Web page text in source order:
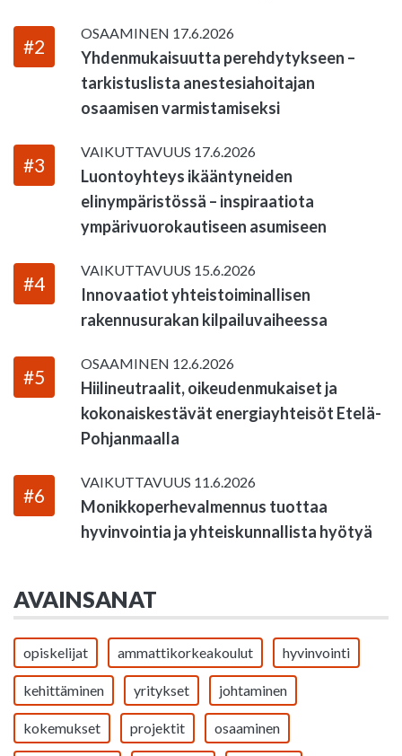
#2
OSAAMINEN 17.6.2026
Yhdenmukaisuutta perehdytykseen –
tarkistuslista anestesiahoitajan
osaamisen varmistamiseksi
#3
VAIKUTTAVUUS 17.6.2026
Luontoyhteys ikääntyneiden
elinympäristössä – inspiraatiota
ympärivuorokautiseen asumiseen
#4
VAIKUTTAVUUS 15.6.2026
Innovaatiot yhteistoiminallisen
rakennusurakan kilpailuvaiheessa
#5
OSAAMINEN 12.6.2026
Hiilineutraalit, oikeudenmukaiset ja
kokonaiskestävät energiayhteisöt Etelä-
Pohjanmaalla
#6
VAIKUTTAVUUS 11.6.2026
Monikkoperhevalmennus tuottaa
hyvinvointia ja yhteiskunnallista hyötyä
AVAINSANAT
opiskelijat ammattikorkeakoulut hyvinvointi
kehittäminen yritykset johtaminen
kokemukset projektit osaaminen